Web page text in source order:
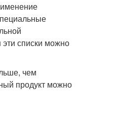
списки можно
чем
продукт можно